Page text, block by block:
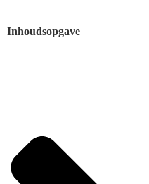
Inhoudsopgave